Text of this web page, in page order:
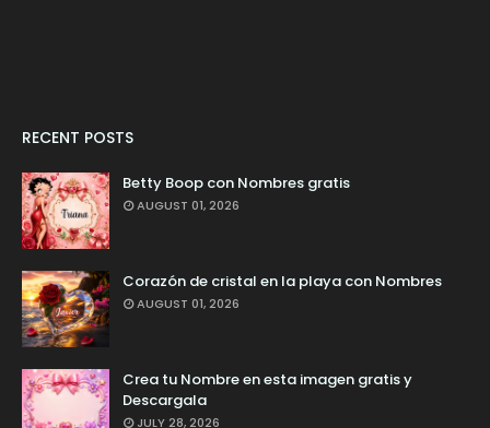
RECENT POSTS
Betty Boop con Nombres gratis
AUGUST 01, 2026
Corazón de cristal en la playa con Nombres
AUGUST 01, 2026
Crea tu Nombre en esta imagen gratis y
Descargala
JULY 28, 2026